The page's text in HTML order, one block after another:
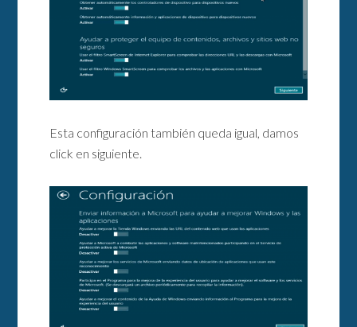
Esta configuración también queda igual, damos
click en siguiente.